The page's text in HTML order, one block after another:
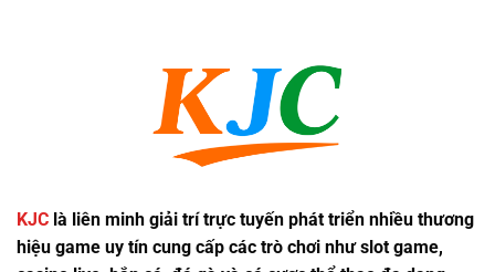
KJC là liên minh giải trí trực tuyến phát triển nhiều thương
hiệu game uy tín cung cấp các trò chơi như slot game,